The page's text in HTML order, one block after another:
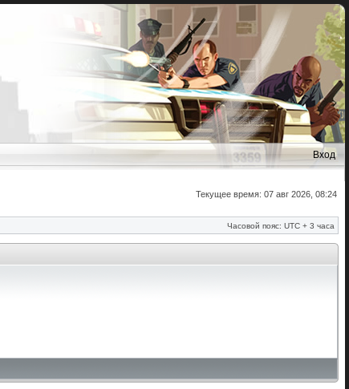
Вход
Текущее время: 07 авг 2026, 08:24
Часовой пояс: UTC + 3 часа